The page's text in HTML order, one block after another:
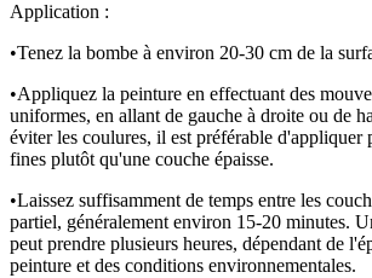
Application :
•Tenez la bombe à environ 20-30 cm de la
•Appliquez la peinture en effectuant des
uniformes, en allant de gauche à droite ou de
éviter les coulures, il est préférable d'appliquer
fines plutôt qu'une couche épaisse.
•Laissez suffisamment de temps entre les
partiel, généralement environ 15-20 minutes.
peut prendre plusieurs heures, dépendant de
peinture et des conditions environnementales.